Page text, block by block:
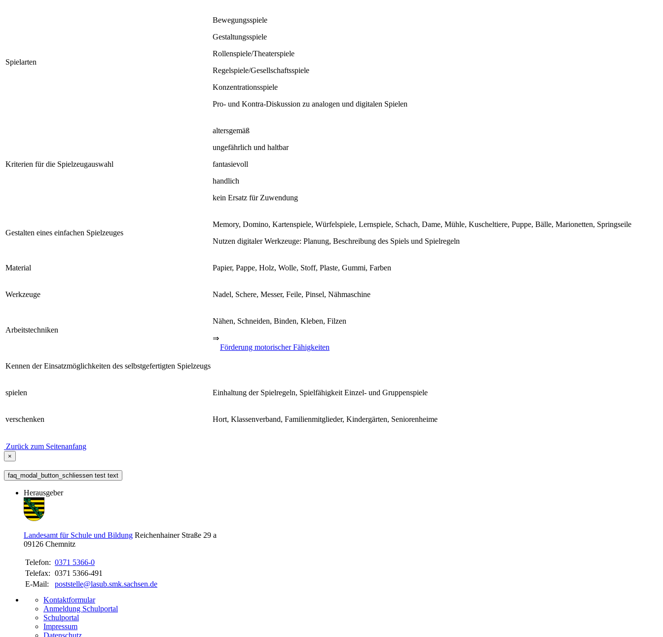
Spielarten
Bewegungsspiele
Gestaltungsspiele
Rollenspiele/Theaterspiele
Regelspiele/Gesellschaftsspiele
Konzentrationsspiele
Pro- und Kontra-Diskussion zu analogen und digitalen Spielen
Kriterien für die Spielzeugauswahl
altersgemäß
ungefährlich und haltbar
fantasievoll
handlich
kein Ersatz für Zuwendung
Gestalten eines einfachen Spielzeuges
Memory, Domino, Kartenspiele, Würfelspiele, Lernspiele, Schach, Dame, Mühle, Kuscheltiere, Puppe, Bälle, Marionetten, Springseile
Nutzen digitaler Werkzeuge: Planung, Beschreibung des Spiels und Spielregeln
Material Papier, Pappe, Holz, Wolle, Stoff, Plaste, Gummi, Farben
Werkzeuge Nadel, Schere, Messer, Feile, Pinsel, Nähmaschine
Arbeitstechniken
Nähen, Schneiden, Binden, Kleben, Filzen
⇒
Förderung motorischer Fähigkeiten
Kennen der Einsatzmöglichkeiten des selbstgefertigten Spielzeugs
spielen Einhaltung der Spielregeln, Spielfähigkeit Einzel- und Gruppenspiele
verschenken Hort, Klassenverband, Familienmitglieder, Kindergärten, Seniorenheime
Zurück zum Seitenanfang
×
faq_modal_button_schliessen test text
Herausgeber
Landesamt für Schule und Bildung Reichenhainer Straße 29 a
09126 Chemnitz
Telefon: 0371 5366-0
Telefax: 0371 5366-491
E-Mail:
poststelle@lasub.smk.sachsen.de
Kontaktformular
Anmeldung Schulportal
Schulportal
Impressum
Datenschutz